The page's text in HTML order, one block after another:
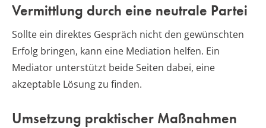
Vermittlung durch eine neutrale Partei
Sollte ein direktes Gespräch nicht den gewünschten
Erfolg bringen, kann eine Mediation helfen. Ein
Mediator unterstützt beide Seiten dabei, eine
akzeptable Lösung zu finden.
Umsetzung praktischer Maßnahmen